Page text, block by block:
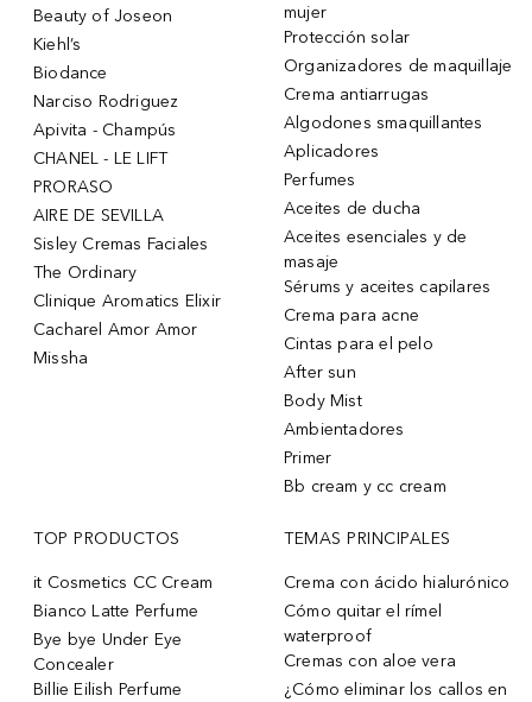
Beauty of Joseon
Kiehl’s
Biodance
Narciso Rodriguez
Apivita - Champús
CHANEL - LE LIFT
PRORASO
AIRE DE SEVILLA
Sisley Cremas Faciales
The Ordinary
Clinique Aromatics Elixir
Cacharel Amor Amor
Missha
mujer
Protección solar
Organizadores de maquillaje
Crema antiarrugas
Algodones smaquillantes
Aplicadores
Perfumes
Aceites de ducha
Aceites esenciales y de
masaje
Sérums y aceites capilares
Crema para acne
Cintas para el pelo
After sun
Body Mist
Ambientadores
Primer
Bb cream y cc cream
TOP PRODUCTOS
it Cosmetics CC Cream
Bianco Latte Perfume
Bye bye Under Eye
Concealer
Billie Eilish Perfume
TEMAS PRINCIPALES
Crema con ácido hialurónico
Cómo quitar el rímel
waterproof
Cremas con aloe vera
¿Cómo eliminar los callos en